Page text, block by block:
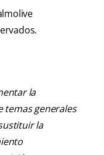
la
temas generales
la